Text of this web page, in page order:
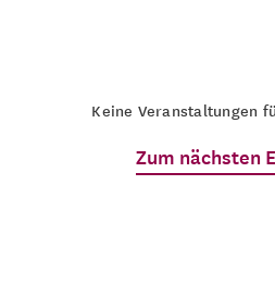
Keine Veranstaltungen
Zum nächsten